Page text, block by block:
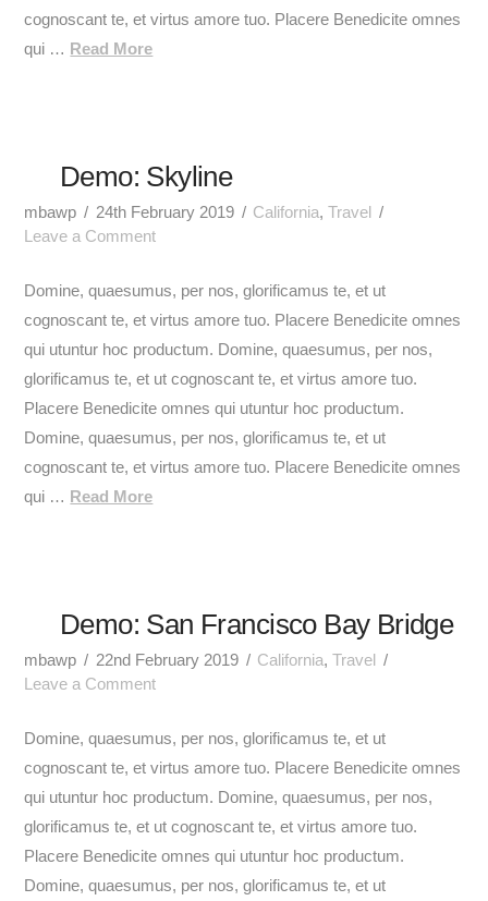
cognoscant te, et virtus amore tuo. Placere Benedicite omnes
qui … Read More
Demo: Skyline
mbawp 24th February 2019 California,Travel
Leave a Comment
Domine, quaesumus, per nos, glorificamus te, et ut
cognoscant te, et virtus amore tuo. Placere Benedicite omnes
qui utuntur hoc productum. Domine, quaesumus, per nos,
glorificamus te, et ut cognoscant te, et virtus amore tuo.
Placere Benedicite omnes qui utuntur hoc productum.
Domine, quaesumus, per nos, glorificamus te, et ut
cognoscant te, et virtus amore tuo. Placere Benedicite omnes
qui … Read More
Demo: San Francisco Bay Bridge
mbawp 22nd February 2019 California,Travel
Leave a Comment
Domine, quaesumus, per nos, glorificamus te, et ut
cognoscant te, et virtus amore tuo. Placere Benedicite omnes
qui utuntur hoc productum. Domine, quaesumus, per nos,
glorificamus te, et ut cognoscant te, et virtus amore tuo.
Placere Benedicite omnes qui utuntur hoc productum.
Domine, quaesumus, per nos, glorificamus te, et ut